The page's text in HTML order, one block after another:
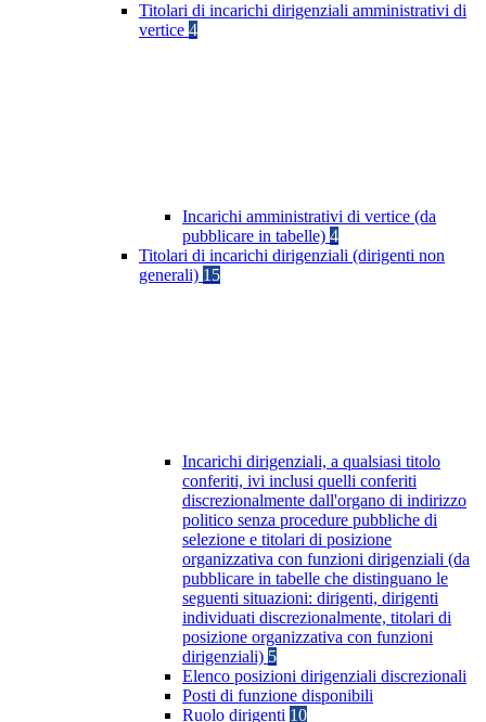
Titolari di incarichi dirigenziali amministrativi di
vertice 4
Incarichi amministrativi di vertice (da
pubblicare in tabelle) 4
Titolari di incarichi dirigenziali (dirigenti non
generali) 15
Incarichi dirigenziali, a qualsiasi titolo
conferiti, ivi inclusi quelli conferiti
discrezionalmente dall'organo di indirizzo
politico senza procedure pubbliche di
selezione e titolari di posizione
organizzativa con funzioni dirigenziali (da
pubblicare in tabelle che distinguano le
seguenti situazioni: dirigenti, dirigenti
individuati discrezionalmente, titolari di
posizione organizzativa con funzioni
dirigenziali) 5
Elenco posizioni dirigenziali discrezionali
Posti di funzione disponibili
Ruolo dirigenti 10